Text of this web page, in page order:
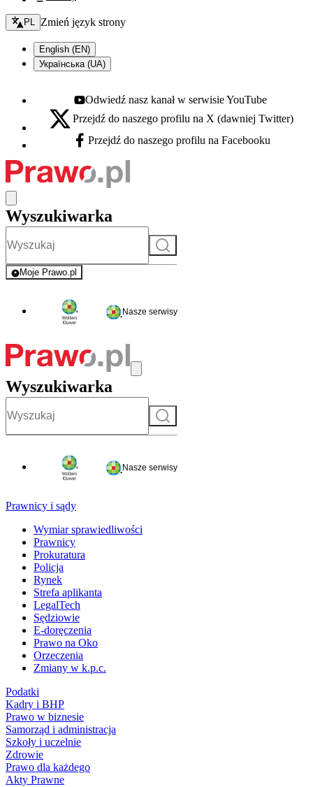
Zmień język - bieżący:
PL Zmień język strony
English (EN)
Українська (UA)
Youtube - otwiera się w nowej karcie
Odwiedź nasz kanał w serwisie YouTube
X - otwiera się w nowej karcie
Przejdź do naszego profilu na X (dawniej Twitter)
Facebook - otwiera się w nowej karcie
Przejdź do naszego profilu na Facebooku
Wyszukiwarka
Szukaj
Moje Prawo.pl
- rejestracja i logowanie do serwisu
Nasze serwisy
Wyszukiwarka
Szukaj
Nasze serwisy
Prawnicy i sądy
Wymiar sprawiedliwości
Prawnicy
Prokuratura
Policja
Rynek
Strefa aplikanta
LegalTech
Sędziowie
E-doręczenia
Prawo na Oko
Orzeczenia
Zmiany w k.p.c.
Podatki
Kadry i BHP
Prawo w biznesie
Samorząd i administracja
Szkoły i uczelnie
Zdrowie
Prawo dla każdego
Akty Prawne